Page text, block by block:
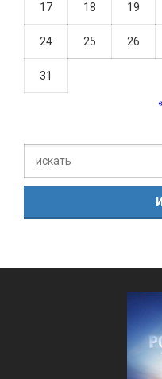
17 18 19
24 25 26
31